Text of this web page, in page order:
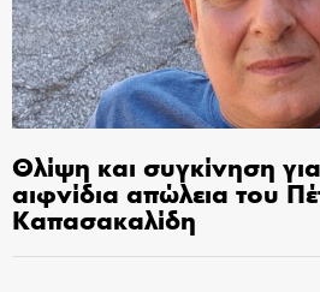
Θλίψη και συγκίνηση
αιφνίδια απώλεια του
Καπασακαλίδη